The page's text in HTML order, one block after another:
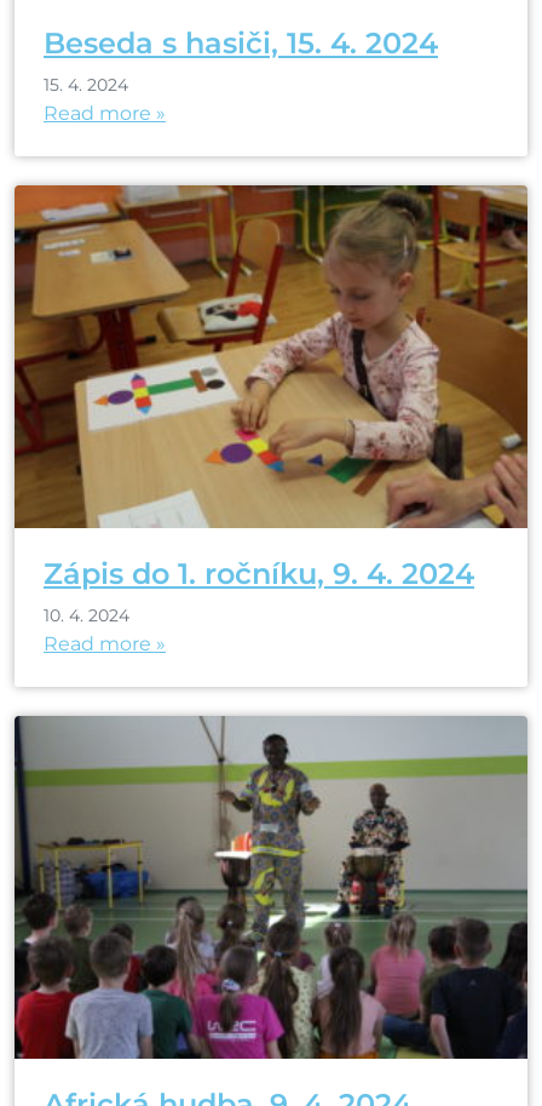
Beseda s hasiči, 15. 4. 2024
15. 4. 2024
Read more »
Zápis do 1. ročníku, 9. 4. 2024
10. 4. 2024
Read more »